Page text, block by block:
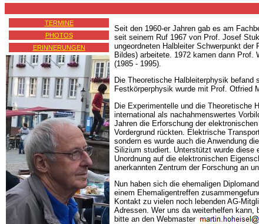
TERMINE
PHOTOS
ERINNERUNGEN
Seit den 1960-er Jahren gab es am
seit seinem Ruf 1967 von Prof. Josef
ungeordneten Halbleiter Schwerpunkt
Bildes) arbeitete. 1972 kamen dann Prof.
(1985 - 1995).
Die Theoretische Halbleiterphysik
Festkörperphysik wurde mit Prof. Otfried
Die Experimentelle und die Theoretische
international als nachahmenswertes
Jahren die Erforschung der
Vordergrund rückten. Elektrische
sondern es wurde auch die Anwendung
Silizium studiert. Unterstützt wurde diese
Unordnung auf die elektronischen
anerkannten Zentrum der Forschung an
Nun haben sich die ehemaligen
einem Ehemaligentreffen
Kontakt zu vielen noch lebenden AG-
Adressen. Wer uns da weiterhelfen kann,
bitte an den Webmaster